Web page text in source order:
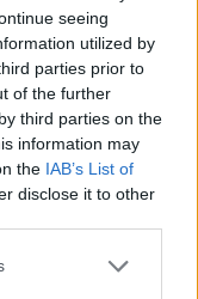
seeing
utilized by
parties prior to
of the further
third parties on the
information may
the IAB’s List of
disclose it to other
da parte delle
in Italy -
Aiuto di stato SA.